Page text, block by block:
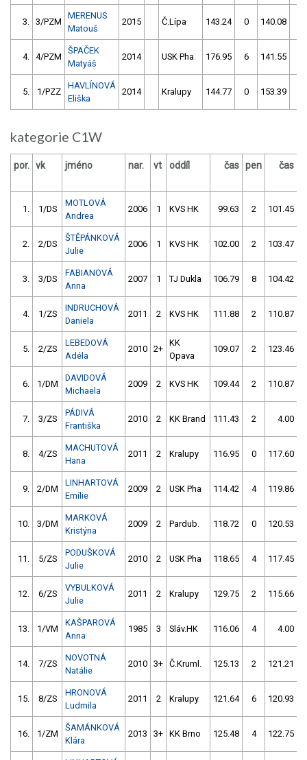
3. 3/PZM
MERENUS
Matouš
2015 Č.Lípa 143.24 0 140.08
4. 4/PZM
ŠPAČEK
Matyáš
2014 USK Pha 176.95 6 141.55
5. 1/PZZ
HAVLÍNOVÁ
Eliška
2014 Kralupy 144.77 0 153.39
kategorie C1W
por. vk jméno nar. vt oddíl čas pen čas
1. 1/DS
MOTLOVÁ
Andrea
2006 1 KVS HK 99.63 2 101.45
2. 2/DS
ŠTĚPÁNKOVÁ
Julie
2006 1 KVS HK 102.00 2 103.47
3. 3/DS
FABIANOVÁ
Anna
2007 1 TJ Dukla 106.79 8 104.42
4. 1/ZS
INDRUCHOVÁ
Daniela
2011 2 KVS HK 111.88 2 110.87
5. 2/ZS
LEBEDOVÁ
Adéla
2010 2+
KK
Opava
109.07 2 123.46
6. 1/DM
DAVIDOVÁ
Michaela
2009 2 KVS HK 109.44 2 110.87
7. 3/ZS
PÁDIVÁ
Františka
2010 2 KK Brand 111.43 2 4.00
8. 4/ZS
MACHUTOVÁ
Hana
2011 2 Kralupy 116.95 0 117.60
9. 2/DM
LINHARTOVÁ
Emílie
2009 2 USK Pha 114.42 4 119.86
10. 3/DM
MARKOVÁ
Kristýna
2009 2 Pardub. 118.72 0 120.53
11. 5/ZS
PODUŠKOVÁ
Julie
2010 2 USK Pha 118.65 4 117.45
12. 6/ZS
VYBULKOVÁ
Julie
2011 2 Kralupy 129.75 2 115.66
13. 1/VM
KAŠPAROVÁ
Anna
1985 3 Sláv.HK 116.06 4 4.00
14. 7/ZS
NOVOTNÁ
Natálie
2010 3+ Č.Kruml. 125.13 2 121.21
15. 8/ZS
HRONOVÁ
Ludmila
2011 2 Kralupy 121.64 6 120.93
16. 1/ZM
ŠAMÁNKOVÁ
Klára
2013 3+ KK Brno 125.48 4 122.75